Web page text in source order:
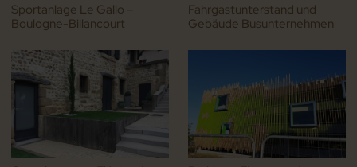
Sportanlage Le Gallo –
Boulogne-Billancourt
Fahrgastunterstand und
Gebäude Busunternehmen